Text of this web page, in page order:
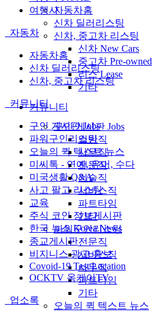
자동차홈
신차 딜러리스팅
신차, 중고차 리스팅
신차 New Cars
중고차 Pre-owned
리스 Lease
기타
커뮤니티
구인 게시판 Jobs
일반직
사무직
전문직
기술직
서비스직
파트타임
기타
파워구인리스팅
전문직
서비스직
사무직
파트타임
기타
오늘의 퀵 텍스트 뉴스
여행사
자동차
자동차홈
신차 딜러리스팅
신차, 중고차 리스팅
커뮤니티
구인 게시판 Jobs
파워구인리스팅
오늘의 퀵 텍스트 뉴스
미씨톡 - 연예, 유머, 수다
미국생활 Q&A
사고 팔고 리스팅
교육
주식 코인 정보게시판
한국 뉴스 Korea News
종교게시판
비지니스 광고 홍보
Covoid-19 Test Location
OCKTV 옥케이TV
업소록